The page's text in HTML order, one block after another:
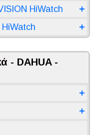
HiWatch
- DAHUA -